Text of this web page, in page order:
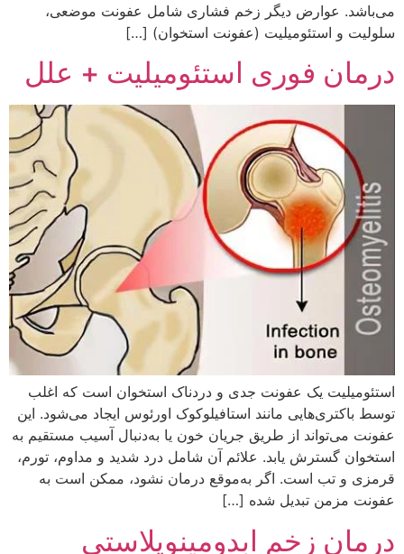
می‌باشد. عوارض دیگر زخم فشاری شامل عفونت موضعی،
سلولیت و استئومیلیت (عفونت استخوان) […]
درمان فوری استئومیلیت + علل
استئومیلیت یک عفونت جدی و دردناک استخوان است که اغلب
توسط باکتری‌هایی مانند استافیلوکوک اورئوس ایجاد می‌شود. این
عفونت می‌تواند از طریق جریان خون یا به‌دنبال آسیب مستقیم به
استخوان گسترش یابد. علائم آن شامل درد شدید و مداوم، تورم،
قرمزی و تب است. اگر به‌موقع درمان نشود، ممکن است به
عفونت مزمن تبدیل شده […]
درمان زخم ابدومینوپلاستی